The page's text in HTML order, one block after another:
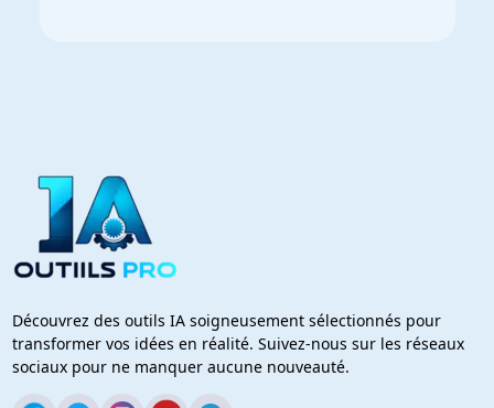
Découvrez des outils IA soigneusement sélectionnés pour
transformer vos idées en réalité. Suivez-nous sur les réseaux
sociaux pour ne manquer aucune nouveauté.